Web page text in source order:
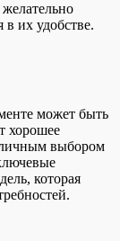
их удобстве.
может быть
хорошее
выбором
которая